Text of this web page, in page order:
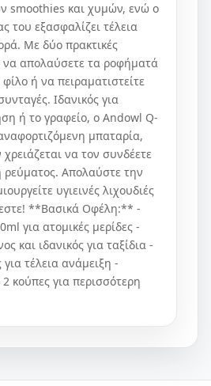
smoothies και χυμών, ενώ ο
του εξασφαλίζει τέλεια
Με δύο πρακτικές
να απολαύσετε τα ροφήματά
ή να πειραματιστείτε
Ιδανικός για
ή το γραφείο, ο Andowl Q-
μπαταρία,
να τον συνδέετε
Απολαύστε την
υγιεινές λιχουδιές
**Βασικά Οφέλη:** -
για ατομικές μερίδες -
και ιδανικός για ταξίδια -
τέλεια ανάμειξη -
κούπες για περισσότερη